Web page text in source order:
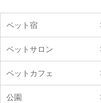
ペット宿
ペットサロン
ペットカフェ
公園